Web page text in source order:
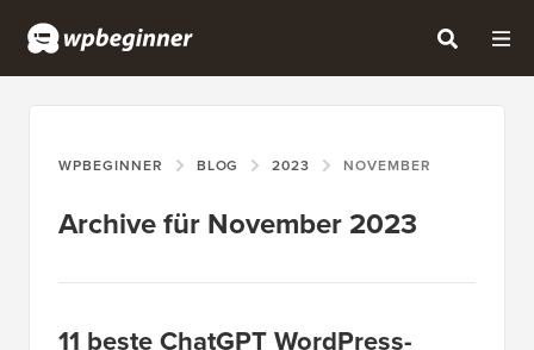
WPBEGINNER BLOG 2023 NOVEMBER
Archive für November 2023
11 beste ChatGPT WordPress-